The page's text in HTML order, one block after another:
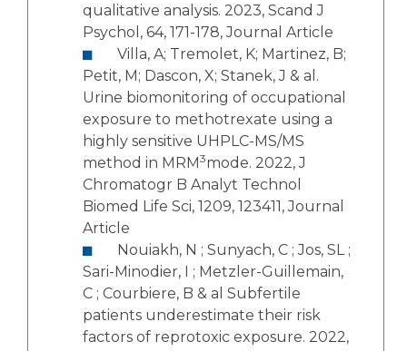
qualitative analysis. 2023, Scand J
Psychol, 64, 171-178, Journal Article
Petit, M; Dascon, X; Stanek, J & al.
Urine biomonitoring of occupational
exposure to methotrexate using a
highly sensitive UHPLC-MS/MS
method in MRM3mode. 2022, J
Chromatogr B Analyt Technol
Biomed Life Sci, 1209, 123411, Journal
Article
Sari-Minodier, I ; Metzler-Guillemain,
C ; Courbiere, B & al Subfertile
patients underestimate their risk
factors of reprotoxic exposure. 2022,